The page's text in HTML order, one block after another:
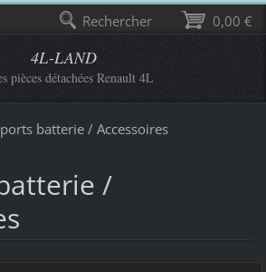
4L-LAND
pièces détachées Renault 4L
batterie / Accessoires
/
0,00 €
Rechercher